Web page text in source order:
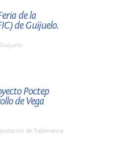
de la
de Guijuelo.
Poctep
de Vega
de Salamanca